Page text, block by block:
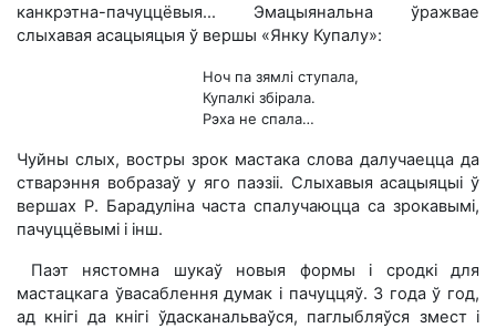
канкрэтна-пачуццёвыя… Эмацыянальна ўражвае
слыхавая асацыяцыя ў вершы «Янку Купалу»:
Ноч па зямлі ступала,
Купалкі збірала.
Рэха не спала…
Чуйны слых, востры зрок мастака слова далучаецца да
стварэння вобразаў у яго паэзіі. Слыхавыя асацыяцыі ў
вершах Р. Барадуліна часта спалучаюцца са зрокавымі,
пачуццёвымі і інш.
Паэт нястомна шукаў новыя формы і сродкі для
мастацкага ўвасаблення думак і пачуццяў. З года ў год,
ад кнігі да кнігі ўдасканальваўся, паглыбляўся змест і